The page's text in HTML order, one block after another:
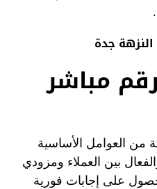
جدة
مباشر
من العوامل الأساسية
بين العملاء ومزودي
على إجابات فورية